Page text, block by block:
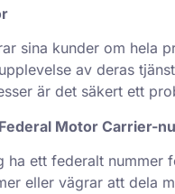
sina kunder om hela
av deras
är det säkert ett
Motor Carrier-
ha ett federalt nummer
eller vägrar att dela